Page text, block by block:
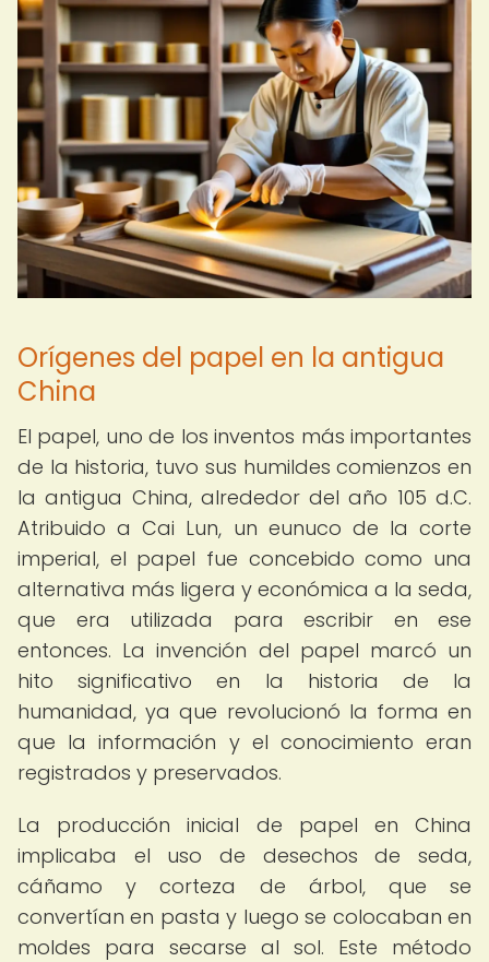
Orígenes del papel en la antigua
China
El papel, uno de los inventos más importantes
de la historia, tuvo sus humildes comienzos en
la antigua China, alrededor del año 105 d.C.
Atribuido a Cai Lun, un eunuco de la corte
imperial, el papel fue concebido como una
alternativa más ligera y económica a la seda,
que era utilizada para escribir en ese
entonces. La invención del papel marcó un
hito significativo en la historia de la
humanidad, ya que revolucionó la forma en
que la información y el conocimiento eran
registrados y preservados.
La producción inicial de papel en China
implicaba el uso de desechos de seda,
cáñamo y corteza de árbol, que se
convertían en pasta y luego se colocaban en
moldes para secarse al sol. Este método